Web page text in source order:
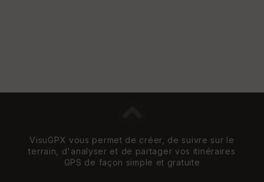
VisuGPX vous permet de créer, de suivre sur le
terrain, d'analyser et de partager vos itinéraires
GPS de façon simple et gratuite